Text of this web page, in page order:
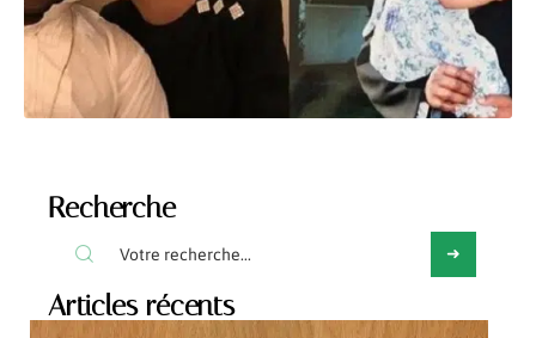
Recherche
Articles récents